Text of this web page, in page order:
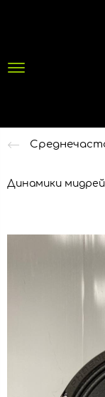
Динамики